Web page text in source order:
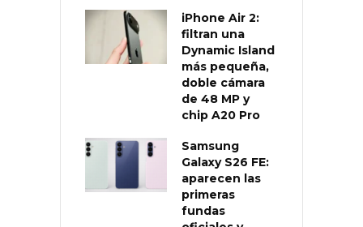
iPhone Air 2:
filtran una
Dynamic Island
más pequeña,
doble cámara
de 48 MP y
chip A20 Pro
Samsung
Galaxy S26 FE:
aparecen las
primeras
fundas